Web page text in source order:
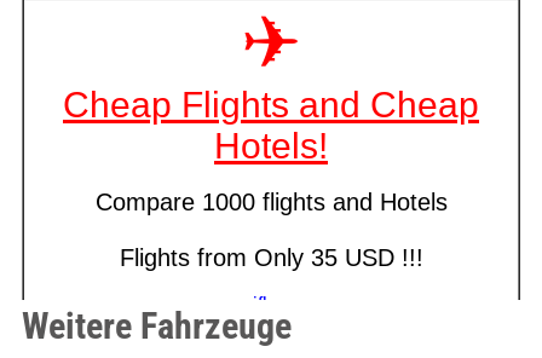
Weitere Fahrzeuge